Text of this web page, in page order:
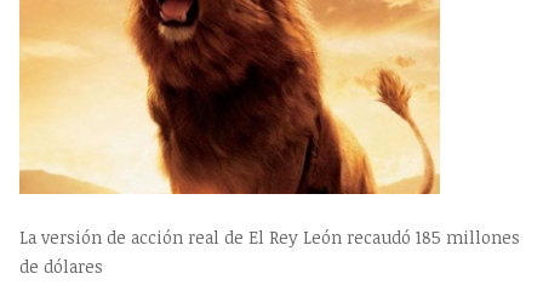
La versión de acción real de El Rey León recaudó 185 millones
de dólares